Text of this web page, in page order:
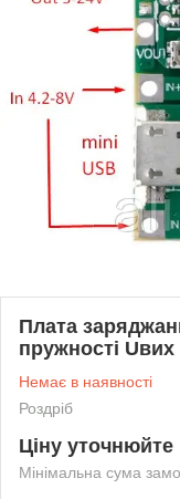
Плата
пружності
Немає в наявності
Роздріб
Ціну уточнюйте
Мінімальна сума